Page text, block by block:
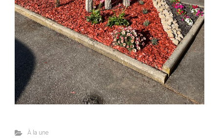
À la une